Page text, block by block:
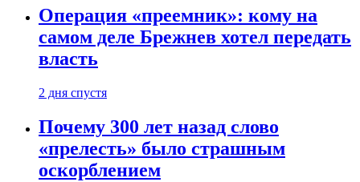
Операция «преемник»: кому на
самом деле Брежнев хотел передать
власть
2 дня спустя
Почему 300 лет назад слово
«прелесть» было страшным
оскорблением